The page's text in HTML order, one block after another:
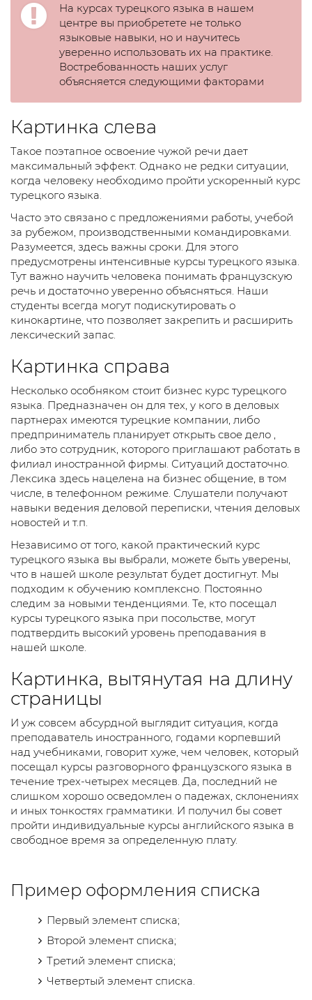
На курсах турецкого языка в нашем
центре вы приобретете не только
языковые навыки, но и научитесь
уверенно использовать их на практике.
Востребованность наших услуг
объясняется следующими факторами
Картинка слева
Такое поэтапное освоение чужой речи дает
максимальный эффект. Однако не редки ситуации,
когда человеку необходимо пройти ускоренный курс
турецкого языка.
Часто это связано с предложениями работы, учебой
за рубежом, производственными командировками.
Разумеется, здесь важны сроки. Для этого
предусмотрены интенсивные курсы турецкого языка.
Тут важно научить человека понимать французскую
речь и достаточно уверенно объясняться. Наши
студенты всегда могут подискутировать о
кинокартине, что позволяет закрепить и расширить
лексический запас.
Картинка справа
Несколько особняком стоит бизнес курс турецкого
языка. Предназначен он для тех, у кого в деловых
партнерах имеются турецкие компании, либо
предприниматель планирует открыть свое дело ,
либо это сотрудник, которого приглашают работать в
филиал иностранной фирмы. Ситуаций достаточно.
Лексика здесь нацелена на бизнес общение, в том
числе, в телефонном режиме. Слушатели получают
навыки ведения деловой переписки, чтения деловых
новостей и т.п.
Независимо от того, какой практический курс
турецкого языка вы выбрали, можете быть уверены,
что в нашей школе результат будет достигнут. Мы
подходим к обучению комплексно. Постоянно
следим за новыми тенденциями. Те, кто посещал
курсы турецкого языка при посольстве, могут
подтвердить высокий уровень преподавания в
нашей школе.
Картинка, вытянутая на длину
страницы
И уж совсем абсурдной выглядит ситуация, когда
преподаватель иностранного, годами корпевший
над учебниками, говорит хуже, чем человек, который
посещал курсы разговорного французского языка в
течение трех-четырех месяцев. Да, последний не
слишком хорошо осведомлен о падежах, склонениях
и иных тонкостях грамматики. И получил бы совет
пройти индивидуальные курсы английского языка в
свободное время за определенную плату.
Пример оформления списка
Первый элемент списка;
Второй элемент списка;
Третий элемент списка;
Четвертый элемент списка.